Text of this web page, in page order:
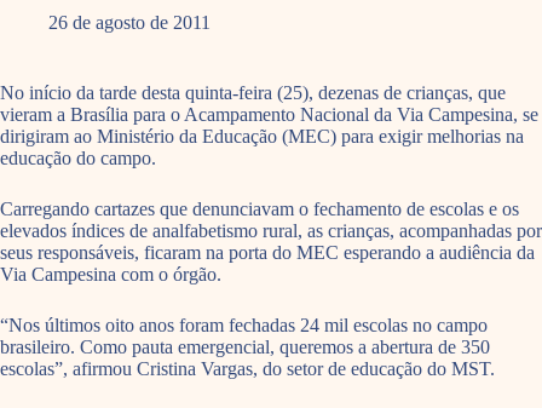
26 de agosto de 2011
No início da tarde desta quinta-feira (25), dezenas de crianças, que
vieram a Brasília para o Acampamento Nacional da Via Campesina, se
dirigiram ao Ministério da Educação (MEC) para exigir melhorias na
educação do campo.
Carregando cartazes que denunciavam o fechamento de escolas e os
elevados índices de analfabetismo rural, as crianças, acompanhadas por
seus responsáveis, ficaram na porta do MEC esperando a audiência da
Via Campesina com o órgão.
“Nos últimos oito anos foram fechadas 24 mil escolas no campo
brasileiro. Como pauta emergencial, queremos a abertura de 350
escolas”, afirmou Cristina Vargas, do setor de educação do MST.